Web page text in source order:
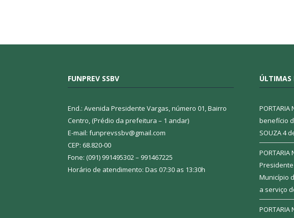
FUNPREV SSBV
End.: Avenida Presidente Vargas, número 01, Bairro
Centro, (Prédio da prefeitura – 1 andar)
E-mail: funprevssbv@gmail.com
CEP: 68.820-00
Fone: (091) 991495302 – 991467225
Horário de atendimento: Das 07:30 as 13:30h
ÚLTIMAS
PORTARIA
benefício
SOUZA4
PORTARIA
Município
a serviço
PORTARIA